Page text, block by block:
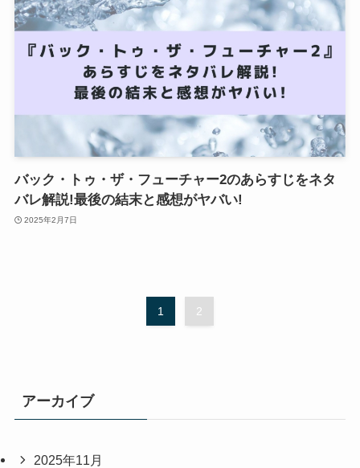
バック・トゥ・ザ・フューチャー2のあらすじをネタ
バレ解説!最後の結末と感想がヤバい!
2025年2月7日
1 2
アーカイブ
2025年11月